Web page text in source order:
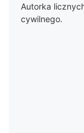
Autorka
cywilnego.